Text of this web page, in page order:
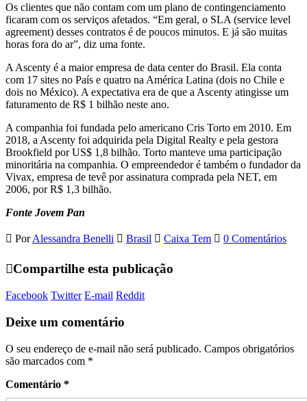
Os clientes que não contam com um plano de contingenciamento
ficaram com os serviços afetados. “Em geral, o SLA (service level
agreement) desses contratos é de poucos minutos. E já são muitas
horas fora do ar”, diz uma fonte.
A Ascenty é a maior empresa de data center do Brasil. Ela conta
com 17 sites no País e quatro na América Latina (dois no Chile e
dois no México). A expectativa era de que a Ascenty atingisse um
faturamento de R$ 1 bilhão neste ano.
A companhia foi fundada pelo americano Cris Torto em 2010. Em
2018, a Ascenty foi adquirida pela Digital Realty e pela gestora
Brookfield por US$ 1,8 bilhão. Torto manteve uma participação
minoritária na companhia. O empreendedor é também o fundador da
Vivax, empresa de tevê por assinatura comprada pela NET, em
2006, por R$ 1,3 bilhão.
Fonte Jovem Pan
Por Alessandra Benelli Brasil Caixa Tem 0 Comentários
Compartilhe esta publicação
Facebook Twitter E-mail Reddit
Deixe um comentário
O seu endereço de e-mail não será publicado. Campos obrigatórios
são marcados com *
Comentário *